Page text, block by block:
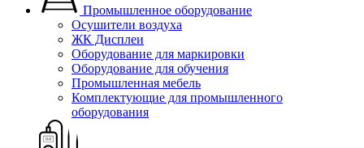
Промышленное оборудование
Осушители воздуха
ЖК Дисплеи
Оборудование для маркировки
Оборудование для обучения
Промышленная мебель
Комплектующие для промышленного
оборудования